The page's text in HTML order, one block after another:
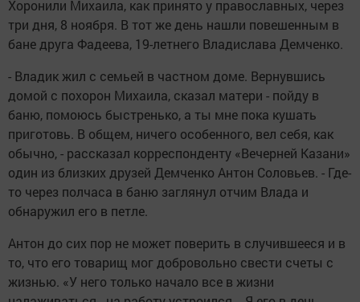
Хоронили Михаила, как принято у православных, через
три дня, 8 ноября. В тот же день нашли повешенным в
бане друга Фадеева, 19-летнего Владислава Демченко.
- Владик жил с семьей в частном доме. Вернувшись
домой с похорон Михаила, сказал матери - пойду в
баню, помоюсь быстренько, а ты мне пока кушать
приготовь. В общем, ничего особенного, вел себя, как
обычно, - рассказал корреспонденту «Вечерней Казани»
один из близких друзей Демченко Антон Соловьев. - Где-
то через полчаса в баню заглянул отчим Влада и
обнаружил его в петле.
Антон до сих пор не может поверить в случившееся и в
то, что его товарищ мог добровольно свести счеты с
жизнью. «У него только начало все в жизни